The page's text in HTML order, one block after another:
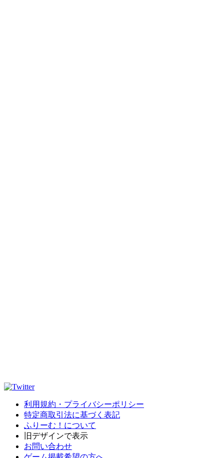
利用規約・プライバシーポリシー
特定商取引法に基づく表記
ふりーむ！について
旧デザインで表示
お問い合わせ